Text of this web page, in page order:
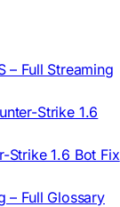
– Full Streaming
Strike 1.6
Strike 1.6 Bot Fix
– Full Glossary